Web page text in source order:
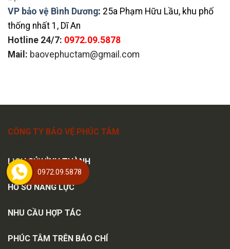
VP bảo vệ Bình Dương: 25a Phạm Hữu Lầu, khu phố
thống nhất 1, Dĩ An
Hotline 24/7: 0972.09.5878
Mail: baovephuctam@gmail.com
CÔNG TY BẢO VỆ PHÚC TÂM
LỊCH SỬ HÌNH THÀNH
HỒ SƠ NĂNG LỰC
NHU CẦU HỢP TÁC
PHÚC TÂM TRÊN BÁO CHÍ
0972.09.5878